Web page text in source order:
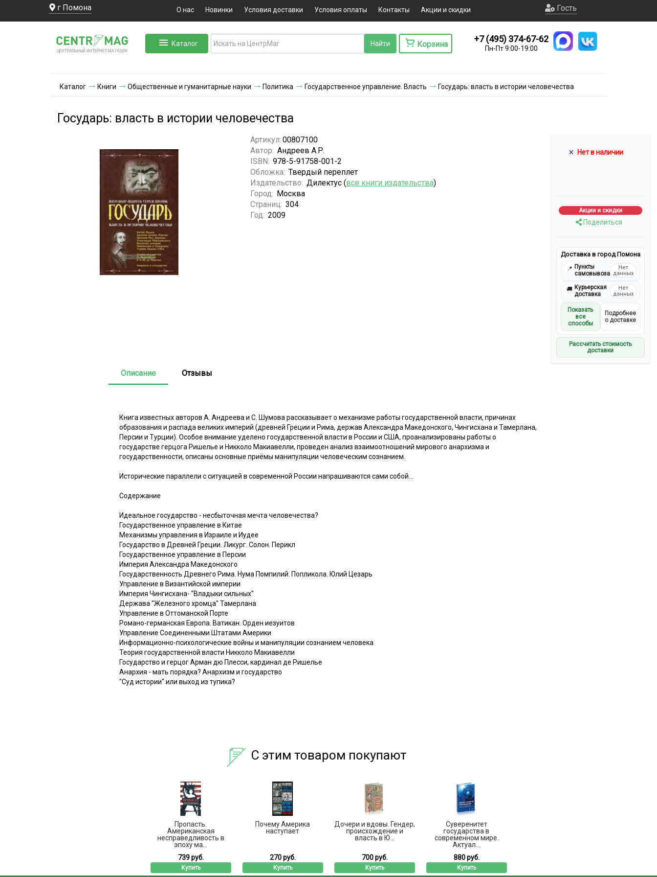
г Помона О нас Новинки Условия доставки Условия оплаты Контакты Акции и скидки Гость
ЦЕНТРАЛЬНЫЙ ИНТЕРНЕТ-МА ГАЗИН
Каталог Корзина
+7 (495) 374-67-62
Пн-Пт 9:00-19:00
Каталог Книги Общественные и гуманитарные науки Политика Государственное управление. Власть Государь: власть в истории человечества
Государь: власть в истории человечества
Нет в наличии
Акции и скидки
Поделиться
Доставка в город Помона
📍 Пункты
самовывоза
Нет
данных
🚚 Курьерская
доставка
Нет
данных
Показать
все
способы
Подробнее
о доставке
Рассчитать стоимость
доставки
Артикул: 00807100
Автор: Андреев А.Р.
ISBN: 978-5-91758-001-2
Обложка: Твердый переплет
Издательство: Дилектус (все книги издательства)
Город: Москва
Страниц: 304
Год: 2009
Описание Отзывы
Книга известных авторов А. Андреева и С. Шумова рассказывает о механизме работы государственной власти, причинах
образования и распада великих империй (древней Греции и Рима, держав Александра Македонского, Чингисхана и Тамерлана,
Персии и Турции). Особое внимание уделено государственной власти в России и США, проанализированы работы о
государстве герцога Ришелье и Никколо Макиавелли, проведен анализ взаимоотношений мирового анархизма и
государственности, описаны основные приёмы манипуляции человеческим сознанием.
Исторические параллели с ситуацией в современной России напрашиваются сами собой...
Содержание
Идеальное государство - несбыточная мечта человечества?
Государственное управление в Китае
Механизмы управления в Израиле и Иудее
Государство в Древней Греции. Ликург. Солон. Перикл
Государственное управление в Персии
Империя Александра Македонского
Государственность Древнего Рима. Нума Помпилий. Попликола. Юлий Цезарь
Управление в Византийской империи
Империя Чингисхана- "Владыки сильных"
Держава "Железного хромца" Тамерлана
Управление в Оттоманской Порте
Романо-германская Европа. Ватикан. Орден иезуитов
Управление Соединенными Штатами Америки
Информационно-психологические войны и манипуляции сознанием человека
Теория государственной власти Никколо Макиавелли
Государство и герцог Арман дю Плесси, кардинал де Ришелье
Анархия - мать порядка? Анархизм и государство
"Суд истории" или выход из тупика?
С этим товаром покупают
Пропасть.
Американская
несправедливость в
эпоху ма...
739 руб.
Купить
Почему Америка
наступает
270 руб.
Купить
Дочери и вдовы. Гендер,
происхождение и
власть в Ю...
700 руб.
Купить
Суверенитет
государства в
современном мире.
Актуал...
880 руб.
Купить